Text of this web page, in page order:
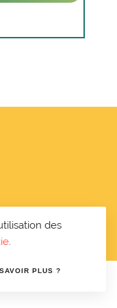
des
PLUS ?